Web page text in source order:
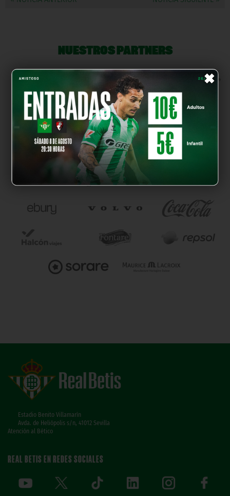
×
NUESTROS PARTNERS
Estadio Benito Villamarín
Avda. de Heliópolis s/n, 41012 Sevilla
Atención al Bético
REAL BETIS EN REDES SOCIALES